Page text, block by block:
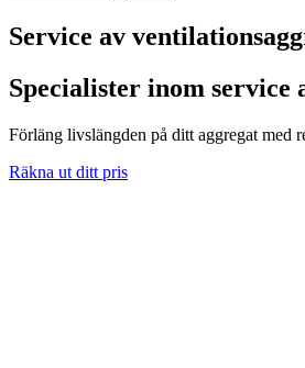
Service av
Specialister inom service
Förläng livslängden på ditt aggregat med
Räkna ut ditt pris